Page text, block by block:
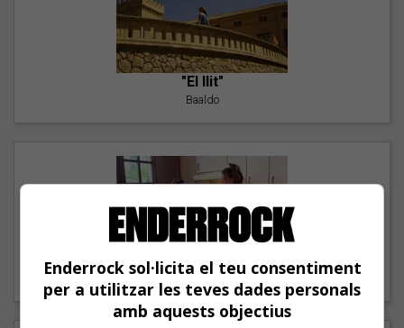
"El llit"
Baaldo
"Lo bueno y lo malo"
Carmen y María
Enderrock sol·licita el teu consentiment
per a utilitzar les teves dades personals
amb aquests objectius